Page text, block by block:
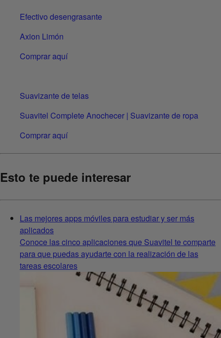
Efectivo desengrasante
Axion Limón
Comprar aquí
Suavizante de telas
Suavitel Complete Anochecer | Suavizante de ropa
Comprar aquí
Esto te puede interesar
Las mejores apps móviles para estudiar y ser más
aplicados
Conoce las cinco aplicaciones que Suavitel te comparte
para que puedas ayudarte con la realización de las
tareas escolares